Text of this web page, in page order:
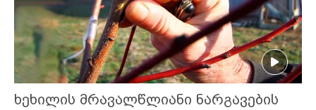
ხეხილის მრავალწლიანი ნარგავების